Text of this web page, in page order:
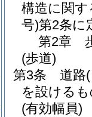
構造に関
号)第2条に
第2章
(歩道)
第3条
道路
を設ける
(有効幅員)